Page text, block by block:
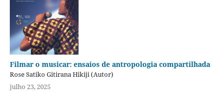
Filmar o musicar: ensaios de antropologia compartilhada
Rose Satiko Gitirana Hikiji (Autor)
julho 23, 2025